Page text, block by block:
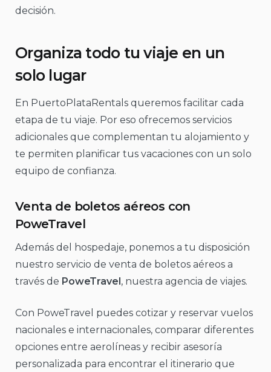
decisión.
Organiza todo tu viaje en un
solo lugar
En PuertoPlataRentals queremos facilitar cada
etapa de tu viaje. Por eso ofrecemos servicios
adicionales que complementan tu alojamiento y
te permiten planificar tus vacaciones con un solo
equipo de confianza.
Venta de boletos aéreos con
PoweTravel
Además del hospedaje, ponemos a tu disposición
nuestro servicio de venta de boletos aéreos a
través de PoweTravel, nuestra agencia de viajes.
Con PoweTravel puedes cotizar y reservar vuelos
nacionales e internacionales, comparar diferentes
opciones entre aerolíneas y recibir asesoría
personalizada para encontrar el itinerario que